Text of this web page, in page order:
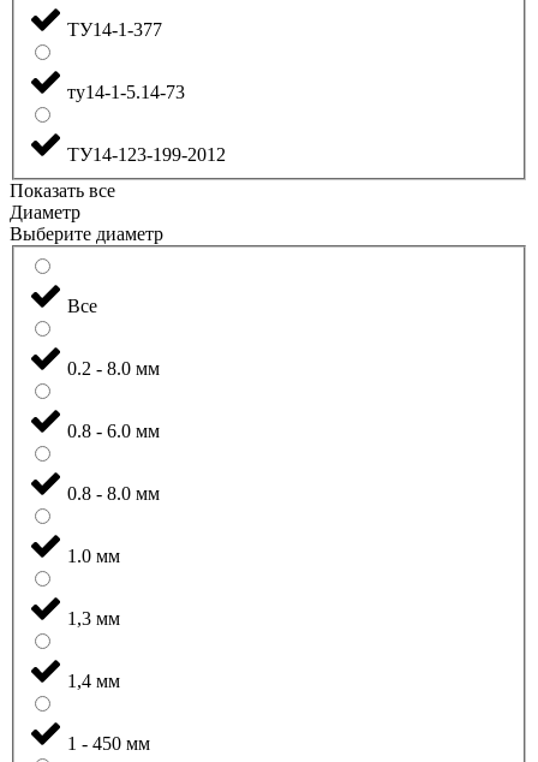
ТУ14-1-377
ту14-1-5.14-73
ТУ14-123-199-2012
Показать все
Диаметр
Выберите диаметр
Все
0.2 - 8.0 мм
0.8 - 6.0 мм
0.8 - 8.0 мм
1.0 мм
1,3 мм
1,4 мм
1 - 450 мм